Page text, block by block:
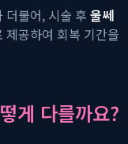
더불어, 시술 후 울쎄
제공하여 회복 기간을
게 다를까요?